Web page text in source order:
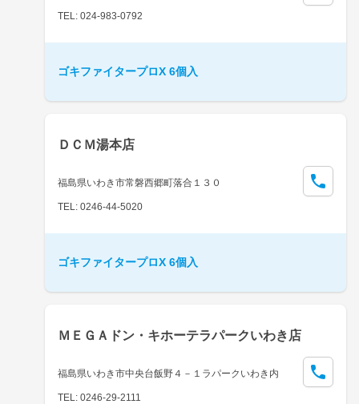
TEL: 024-983-0792
ゴキファイタープロX 6個入
ＤＣＭ湯本店
福島県いわき市常磐西郷町落合１３０
TEL: 0246-44-5020
ゴキファイタープロX 6個入
ＭＥＧＡドン・キホーテラパークいわき店
福島県いわき市中央台飯野４－１ラパークいわき内
TEL: 0246-29-2111